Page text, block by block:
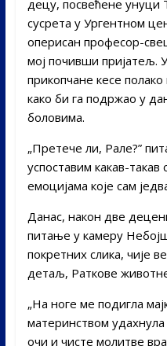
децу, посвећене унуци
сусрета у Ургентном
оперисан професор-
мој почивши пријатељ.
прикопчане кесе
како би га подржао у
боловима.
„Претече ли, Рале?”
успоставим какав-
емоцијама које сам
Данас, након две
питање у камеру
покретних слика, чије
детаљ, Раткове
„На ноге ме подигла
материнством
очи и чисте молитве